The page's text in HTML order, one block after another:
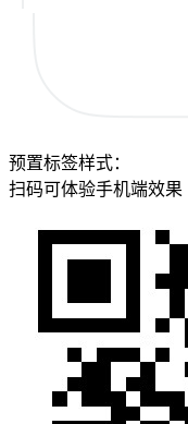
预置标签样式：
扫码可体验手机端效果